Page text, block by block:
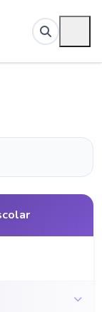
Escolar